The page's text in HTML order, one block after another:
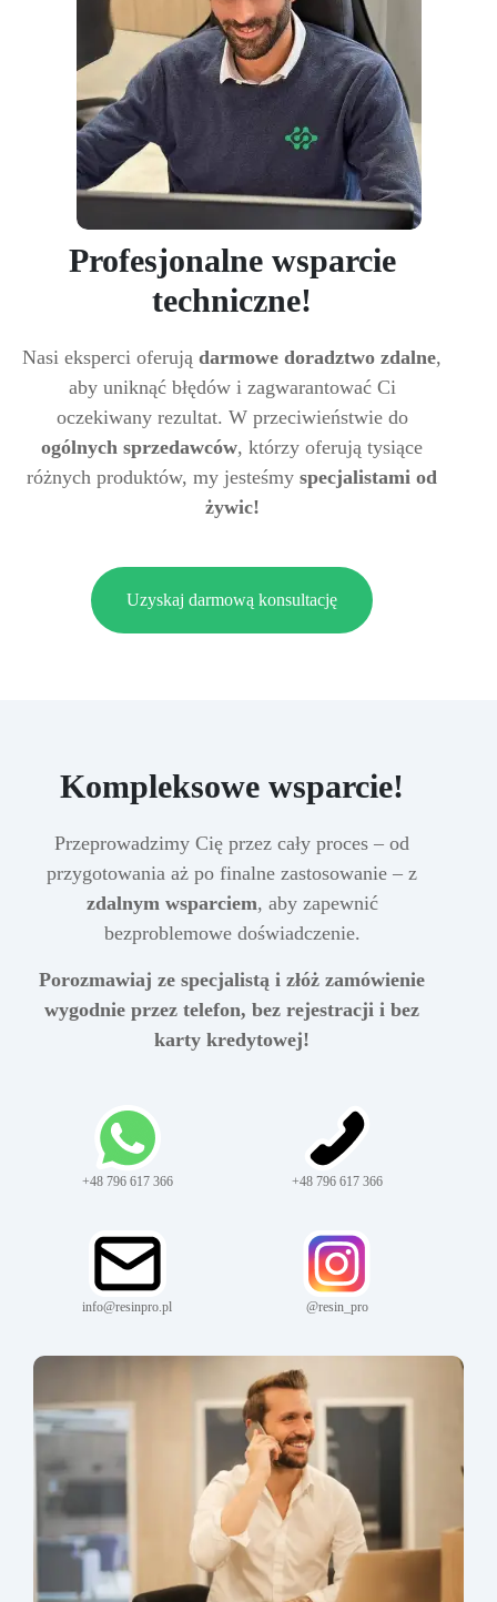
Profesjonalne wsparcie
techniczne!
Nasi eksperci oferują darmowe doradztwo zdalne,
aby uniknąć błędów i zagwarantować Ci
oczekiwany rezultat. W przeciwieństwie do
ogólnych sprzedawców, którzy oferują tysiące
różnych produktów, my jesteśmy specjalistami od
żywic!
Uzyskaj darmową konsultację
Kompleksowe wsparcie!
Przeprowadzimy Cię przez cały proces – od
przygotowania aż po finalne zastosowanie – z
zdalnym wsparciem, aby zapewnić
bezproblemowe doświadczenie.
Porozmawiaj ze specjalistą i złóż zamówienie
wygodnie przez telefon, bez rejestracji i bez
karty kredytowej!
+48 796 617 366 +48 796 617 366
info@resinpro.pl @resin_pro